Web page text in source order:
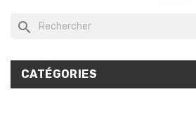
search
CATÉGORIES